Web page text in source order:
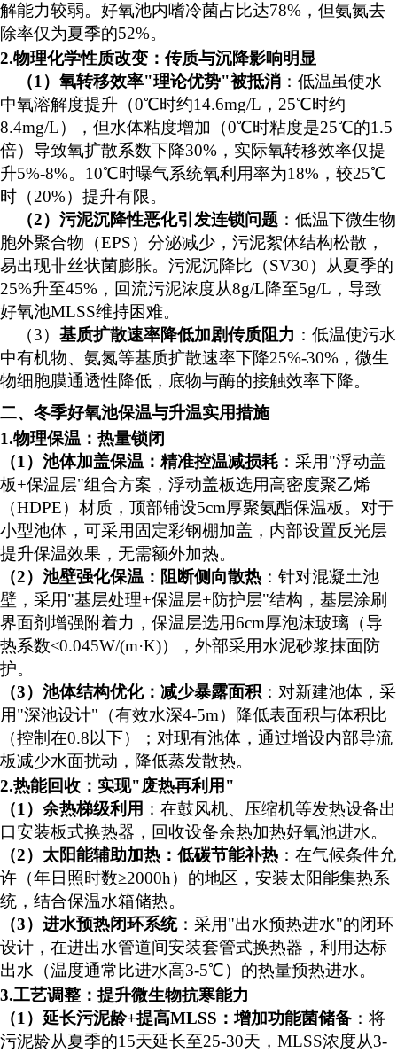
解能力较弱。好氧池内嗜冷菌占比达78%，但氨氮去
除率仅为夏季的52%。
2.物理化学性质改变：传质与沉降影响明显
（1）氧转移效率"理论优势"被抵消 ：低温虽使水
中氧溶解度提升（0℃时约14.6mg/L，25℃时约
8.4mg/L），但水体粘度增加（0℃时粘度是25℃的1.5
倍）导致氧扩散系数下降30%，实际氧转移效率仅提
升5%-8%。10℃时曝气系统氧利用率为18%，较25℃
时（20%）提升有限。
（2） 污泥沉降性恶化引发连锁问题 ：低温下微生物
胞外聚合物（EPS）分泌减少，污泥絮体结构松散，
易出现非丝状菌膨胀。污泥沉降比（SV30）从夏季的
25%升至45%，回流污泥浓度从8g/L降至5g/L，导致
好氧池MLSS维持困难。
（3） 基质扩散速率降低加剧传质阻力 ：低温使污水
中有机物、氨氮等基质扩散速率下降25%-30%，微生
物细胞膜通透性降低，底物与酶的接触效率下降。
二、冬季好氧池保温与升温实用措施
1.物理保温：热量锁闭
（1）池体加盖保温：精准控温减损耗 ：采用"浮动盖
板+保温层"组合方案，浮动盖板选用高密度聚乙烯
（HDPE）材质，顶部铺设5cm厚聚氨酯保温板。对于
小型池体，可采用固定彩钢棚加盖，内部设置反光层
提升保温效果，无需额外加热。
（2） 池壁强化保温：阻断侧向散热 ：针对混凝土池
壁，采用"基层处理+保温层+防护层"结构，基层涂刷
界面剂增强附着力，保温层选用6cm厚泡沫玻璃（导
热系数≤0.045W/(m·K)），外部采用水泥砂浆抹面防
护。
（3） 池体结构优化：减少暴露面积 ：对新建池体，采
用"深池设计"（有效水深4-5m）降低表面积与体积比
（控制在0.8以下）；对现有池体，通过增设内部导流
板减少水面扰动，降低蒸发散热。
2.热能回收：实现"废热再利用"
（1）余热梯级利用 ：在鼓风机、压缩机等发热设备出
口安装板式换热器，回收设备余热加热好氧池进水。
（2） 太阳能辅助加热：低碳节能补热 ：在气候条件允
许（年日照时数≥2000h）的地区，安装太阳能集热系
统，结合保温水箱储热。
（3） 进水预热闭环系统：采用"出水预热进水"的闭环
设计，在进出水管道间安装套管式换热器，利用达标
出水（温度通常比进水高3-5℃）的热量预热进水。
3.工艺调整：提升微生物抗寒能力
（1）延长污泥龄+提高MLSS：增加功能菌储备 ：将
污泥龄从夏季的15天延长至25-30天，MLSS浓度从3-